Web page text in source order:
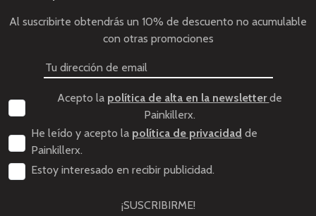
Al suscribirte obtendrás un 10% de descuento no acumulable
con otras promociones
Acepto la política de alta en la newsletterde
Painkillerx.
He leído y acepto la política de privacidad de
Painkillerx.
Estoy interesado en recibir publicidad.
¡SUSCRIBIRME!